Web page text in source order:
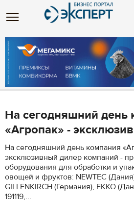
На сегодняшний день
«Агропак» -
На сегодняшний день компания
эксклюзивный дилер компаний -
оборудования для обработки и
овощей и фруктов: NEWTEC
GILLENKIRCH (Германия), EKKO
191119,...